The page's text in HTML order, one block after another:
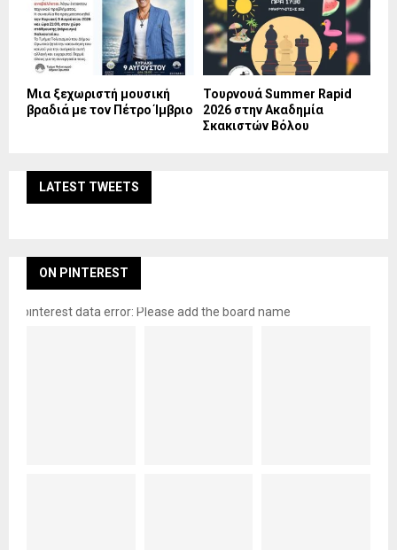
Mια ξεχωριστή μουσική
βραδιά με τον Πέτρο Ίμβριο
Τουρνουά Summer Rapid
2026 στην Ακαδημία
Σκακιστών Βόλου
LATEST TWEETS
ON PINTEREST
pinterest data error: Please add the board name